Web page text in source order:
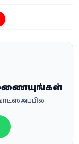
இணையுங்கள்